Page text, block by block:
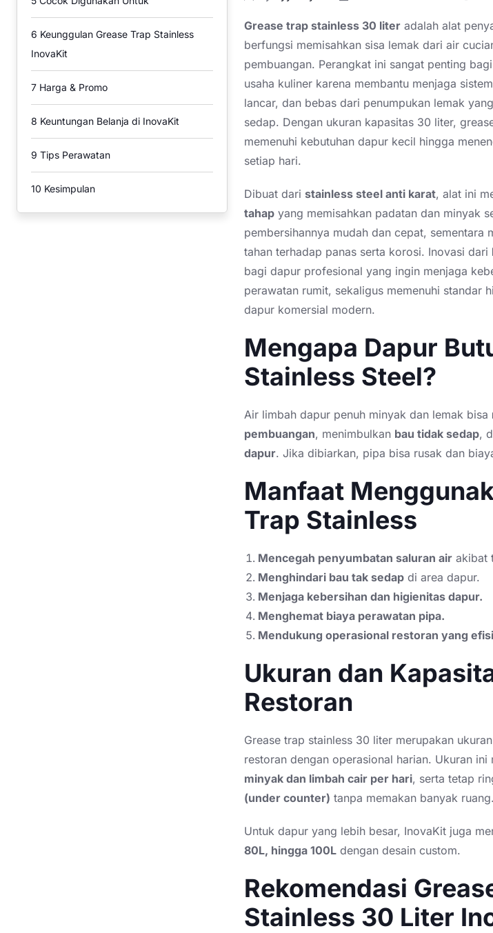
6 Keunggulan Grease Trap Stainless
InovaKit
7 Harga & Promo
8 Keuntungan Belanja di InovaKit
9 Tips Perawatan
10 Kesimpulan
Grease trap stainless 30 liter adalah alat
berfungsi memisahkan sisa lemak dari air
pembuangan. Perangkat ini sangat penting
usaha kuliner karena membantu menjaga
lancar, dan bebas dari penumpukan lemak
sedap. Dengan ukuran kapasitas 30 liter,
memenuhi kebutuhan dapur kecil hingga
setiap hari.
Dibuat dari stainless steel anti karat, alat ini
tahap yang memisahkan padatan dan minyak
pembersihannya mudah dan cepat, sementara
tahan terhadap panas serta korosi. Inovasi dari
bagi dapur profesional yang ingin menjaga
perawatan rumit, sekaligus memenuhi standar
dapur komersial modern.
Mengapa Dapur
Stainless Steel?
Air limbah dapur penuh minyak dan lemak bisa
pembuangan, menimbulkan bau tidak sedap,
dapur. Jika dibiarkan, pipa bisa rusak dan
Manfaat
Trap Stainless
Mencegah penyumbatan saluran air akibat
Menghindari bau tak sedap di area dapur.
Menjaga kebersihan dan higienitas dapur.
Menghemat biaya perawatan pipa.
Mendukung operasional restoran yang
Ukuran dan
Restoran
Grease trap stainless 30 liter merupakan ukuran
restoran dengan operasional harian. Ukuran ini
minyak dan limbah cair per hari, serta tetap
(under counter) tanpa memakan banyak ruang.
Untuk dapur yang lebih besar, InovaKit juga
80L, hingga 100L dengan desain custom.
Rekomendasi
Stainless 30 Liter